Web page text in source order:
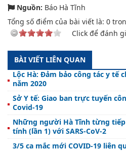
Nguồn: Báo Hà Tĩnh
Tổng số điểm của bài viết là: 0
Click để đánh
BÀI VIẾT LIÊN QUAN
Lộc Hà: Đảm bảo công tác y tế
năm 2020
Sở Y tế: Giao ban trực tuyến
Covid-19
Những người Hà Tĩnh từng tiếp
tính (lần 1) với SARS-CoV-2
3/5 ca mắc mới COVID-19 liên